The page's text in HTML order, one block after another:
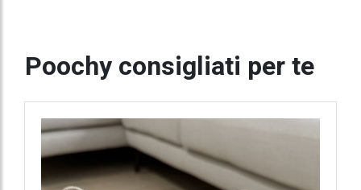
Poochy consigliati per te